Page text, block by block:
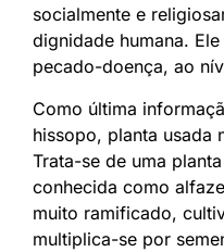
socialmente e
dignidade humana.
pecado-doença, ao
Como última
hissopo, planta usada
Trata-se de uma
conhecida como
muito ramificado,
multiplica-se por